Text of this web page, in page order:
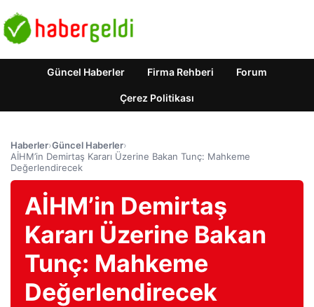
Güncel Haberler Firma Rehberi Forum
Çerez Politikası
Haberler›Güncel Haberler›
AİHM’in Demirtaş Kararı Üzerine Bakan Tunç: Mahkeme
Değerlendirecek
AİHM’in Demirtaş
Kararı Üzerine Bakan
Tunç: Mahkeme
Değerlendirecek